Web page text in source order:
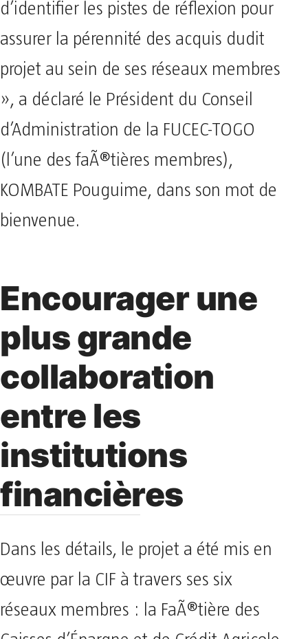
d’identifier les pistes de réflexion pour
assurer la pérennité des acquis dudit
projet au sein de ses réseaux membres
», a déclaré le Président du Conseil
d’Administration de la FUCEC-TOGO
(l’une des faÃ®tières membres),
KOMBATE Pouguime, dans son mot de
bienvenue.
Encourager une
plus grande
collaboration
entre les
institutions
financières
Dans les détails, le projet a été mis en
œuvre par la CIF à travers ses six
réseaux membres : la FaÃ®tière des